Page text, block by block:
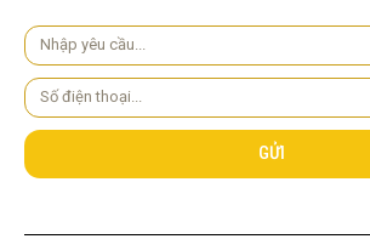
Yêu
cầu
Số
điện
thoại
GỬI